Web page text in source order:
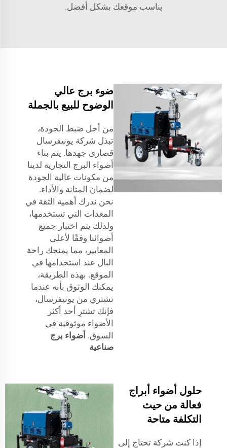
يناسب موقعك بشكل أفضل.
ضوء برج عالي
الوضوح للبيع بالجملة
من أجل ضبط الجودة،
تبذل شركة يونيفرسال
قصارى جهدها. يتم بناء
أضواء البرج التجارية لدينا
من مكونات عالية الجودة
لضمان المتانة والأداء.
نحن ندرك أهمية الثقة في
المعدات التي تستخدمها،
ولذلك يتم اختبار جميع
أضوائنا وفقًا لأعلى
المعايير، مما يمنحك راحة
البال عند استخدامها في
الموقع. بهذه الطريقة،
يمكنك الوثوق بأنه عندما
تشتري من يونيفرسال،
فإنك تشترِ أحد أكثر
الأضواء موثوقية في
السوق. أضواء برج
صناعية
حلول أضواء أبراج
فعالة من حيث
التكلفة متاحة
إذا كنت شركة تحتاج إلى